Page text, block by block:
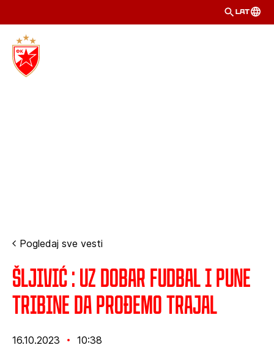
LAT
Pogledaj sve vesti
Šljivić : Uz dobar fudbal i pune
tribine da prođemo Trajal
16.10.2023 10:38